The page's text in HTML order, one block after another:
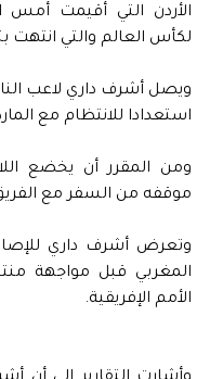
الأردن التي أقيمت أمس
لكأس العالم والتي انتهت
ويصل أشرف داري لاعب
استعدادا للانتظام مع
ومن المقرر أن يخضع
موقفه من السفر مع الفريق
وتعرض أشرف داري
المغربي قبل مواجهة
الأمم الإفريقية.